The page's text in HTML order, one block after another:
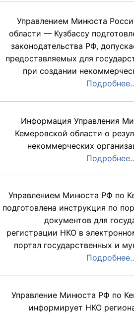
Управлением Минюста
области — Кузбассу
законодательства РФ,
предоставляемых для
при создании
Информация Управления
Кемеровской области о
некоммерческих
Управлением Минюста РФ по
подготовлена инструкция по
документов для
регистрации НКО в
портал государственных и
Управление Минюста РФ по
информирует НКО